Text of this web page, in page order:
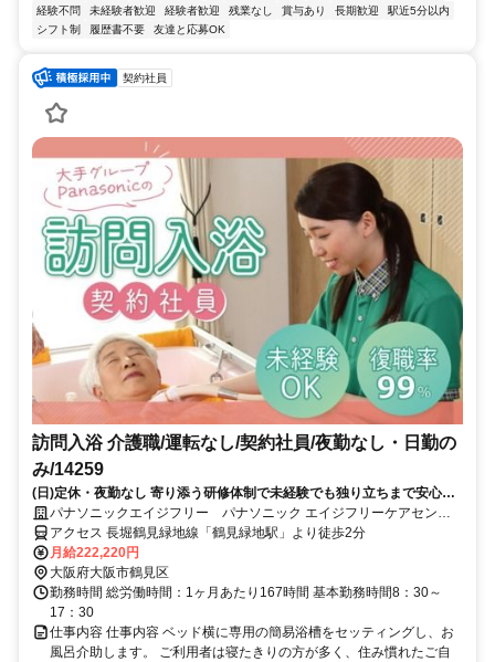
経験不問
未経験者歓迎 経験者歓迎 残業なし 賞与あり 長期歓迎
駅近5分以内
シフト制
履歴書不要 友達と応募OK
契約社員
訪問入浴 介護職/運転なし/契約社員/夜勤なし・日勤の
み/14259
(日)定休・夜勤なし 寄り添う研修体制で未経験でも独り立ちまで安心サ
ポート～２０代～５０代が活躍中 子育て・親の介護などに理解のある職
場です！～
パナソニックエイジフリー パナソニック エイジフリーケアセンタ
ー鶴見緑地・訪問入浴
アクセス 長堀鶴見緑地線「鶴見緑地駅」より徒歩2分
月給222,220円
大阪府大阪市鶴見区
勤務時間 総労働時間：1ヶ月あたり167時間 基本勤務時間8：30～
17：30
仕事内容 仕事内容 ベッド横に専用の簡易浴槽をセッティングし、お
風呂介助します。 ご利用者は寝たきりの方が多く、住み慣れたご自